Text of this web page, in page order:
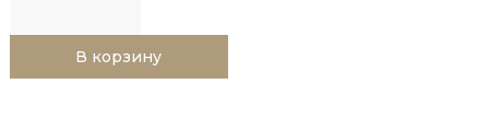
В корзину